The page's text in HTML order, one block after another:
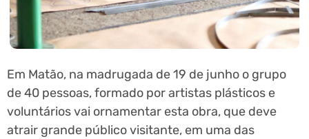
Em Matão, na madrugada de 19 de junho o grupo
de 40 pessoas, formado por artistas plásticos e
voluntários vai ornamentar esta obra, que deve
atrair grande público visitante, em uma das